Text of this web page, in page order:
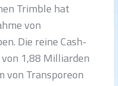
Trimble hat
von
Die reine Cash-
1,88 Milliarden
von Transporeon